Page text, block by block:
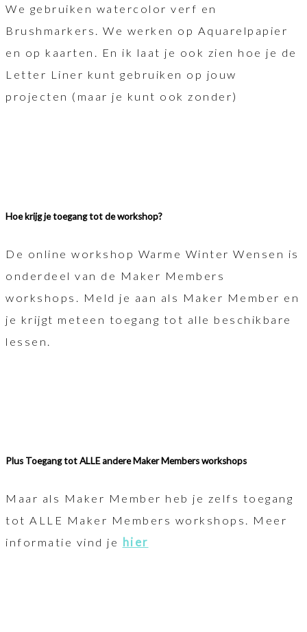
We gebruiken watercolor verf en
Brushmarkers. We werken op Aquarelpapier
en op kaarten. En ik laat je ook zien hoe je de
Letter Liner kunt gebruiken op jouw
projecten (maar je kunt ook zonder)
Hoe krijg je toegang tot de workshop?
De online workshop Warme Winter Wensen is
onderdeel van de Maker Members
workshops. Meld je aan als Maker Member en
je krijgt meteen toegang tot alle beschikbare
lessen.
Plus Toegang tot ALLE andere Maker Members workshops
Maar als Maker Member heb je zelfs toegang
tot ALLE Maker Members workshops. Meer
informatie vind je hier